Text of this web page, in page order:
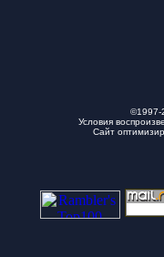
Условия
Сайт